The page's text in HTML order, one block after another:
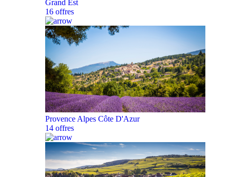
Grand Est
16 offres
Provence Alpes Côte D'Azur
14 offres